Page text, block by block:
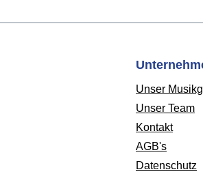
Unser
Unser Team
Kontakt
AGB's
Datenschutz